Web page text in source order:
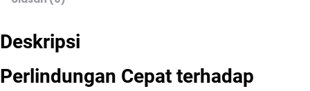
Deskripsi
Perlindungan Cepat terhadap